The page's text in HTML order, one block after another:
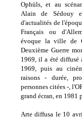
Ophüls, et au
Alain de Sédouy
d'actualités de
Français ou
évoque la ville de
Deuxième Guerre
1969, il a été diffusé
1969, puis au
raisons - durée,
personnes citées -,
grand écran, en 1981
Arte diffusa le 10